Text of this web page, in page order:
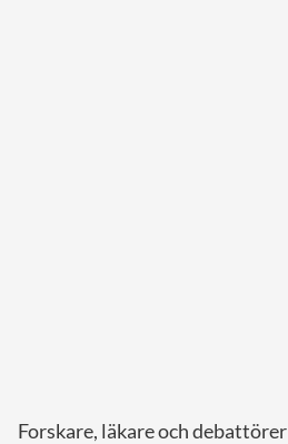
Forskare, läkare och debattörer